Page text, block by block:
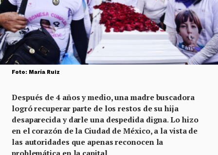
Foto: María Ruiz
Después de 4 años y medio, una madre buscadora
logró recuperar parte de los restos de su hija
desaparecida y darle una despedida digna.Lo hizo
en el corazón de la Ciudad de México, a la vista de
las autoridades que apenas reconocen la